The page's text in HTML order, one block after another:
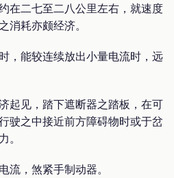
在二七至二八公里左右，就速度
消耗亦颇经济。
，能较连续放出小量电流时，远
起见，踏下遮断器之踏板，在可
驶之中接近前方障碍物时或于岔
。
流，煞紧手制动器。